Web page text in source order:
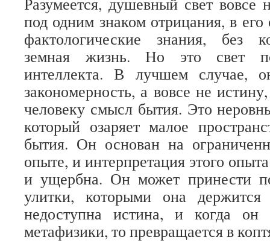
под одним знаком отрицания, в
фактологические знания, без
земная жизнь. Но это свет
интеллекта. В лучшем случае,
закономерность, а вовсе не
человеку смысл бытия. Это
который озаряет малое
бытия. Он основан на
опыте, и интерпретация этого
и ущербна. Он может принести
улитки, которыми она
недоступна истина, и когда он
метафизики, то превращается в